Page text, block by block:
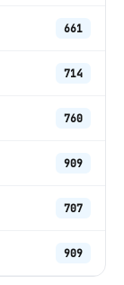
661
714
760
909
707
909